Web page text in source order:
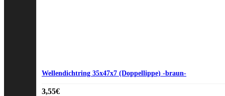
Wellendichtring 35x47x7 (Doppellippe) -braun-
3,55€